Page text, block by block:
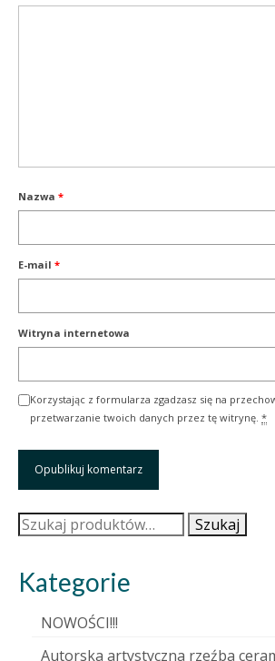
Nazwa *
E-mail *
Witryna internetowa
Korzystając z formularza zgadzasz się na
przetwarzanie twoich danych przez tę witrynę. *
Szukaj: Szukaj
Kategorie
NOWOŚCI!!!
Autorska artystyczna rzeźba